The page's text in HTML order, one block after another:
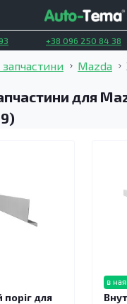
+38 096 250 84 38
запчастини Mazda
для
поріг для
в